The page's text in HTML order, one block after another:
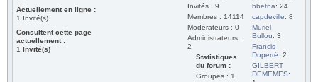
Actuellement en ligne :
1 Invité(s)
Consultent cette page
actuellement :
1 Invité(s)
bbetna: 24
capdeville: 8
Muriel
Bullou: 3
Francis
Duperré: 2
GILBERT
DEMEMES:
Invités : 9
Membres : 14114
Modérateurs : 0
Administrateurs :
2
Statistiques
du forum :
Groupes : 1